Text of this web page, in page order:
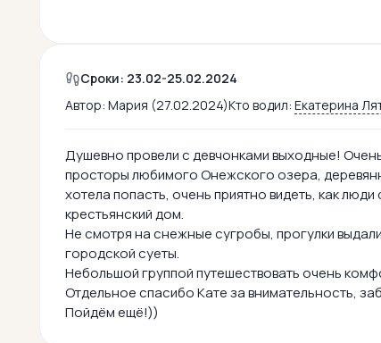
Сроки: 23.02-25.02.2024
Автор: Мария (27.02.2024)Кто водил: Екатерина
Душевно провели с девчонками выходные!
просторы любимого Онежского озера,
хотела попасть, очень приятно видеть, как
крестьянский дом.
Не смотря на снежные сугробы, прогулки
городской суеты.
Небольшой группой путешествовать очень
Отдельное спасибо Кате за внимательность,
Пойдём ещё!))